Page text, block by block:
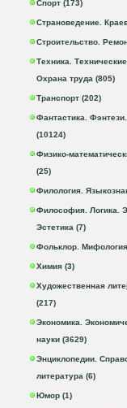
Спорт (173)
Страноведение.
Строительство.
Техника. Технические
Охрана труда (805)
Транспорт (202)
Фантастика.
(10124)
Физико-
(25)
Филология.
Философия. Логика.
Эстетика (7)
Фольклор.
Химия (3)
Художественная
(217)
Экономика.
науки (3629)
Энциклопедии.
литература (6)
Юмор (1)